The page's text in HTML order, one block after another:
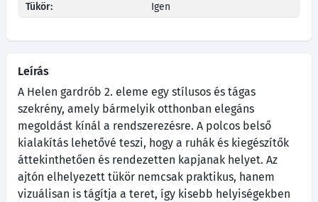
Tükör:
Igen
Leírás
A Helen gardrób 2. eleme egy stílusos és tágas
szekrény, amely bármelyik otthonban elegáns
megoldást kínál a rendszerezésre. A polcos belső
kialakítás lehetővé teszi, hogy a ruhák és kiegészítők
áttekinthetően és rendezetten kapjanak helyet. Az
ajtón elhelyezett tükör nemcsak praktikus, hanem
vizuálisan is tágítja a teret, így kisebb helyiségekben